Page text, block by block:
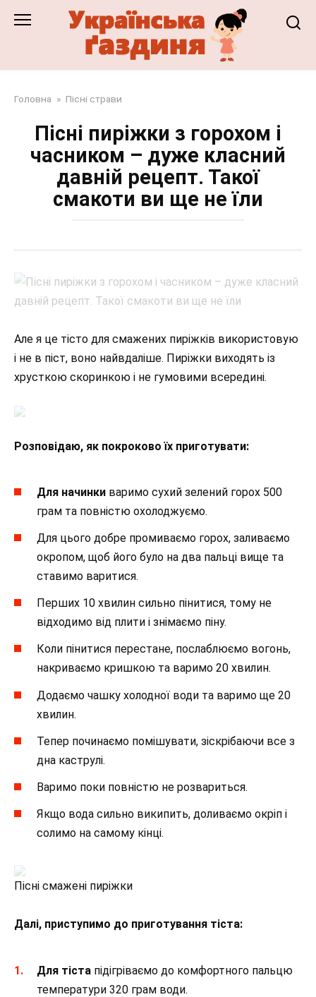
Головна » Пісні страви
Пісні пиріжки з горохом і
часником – дуже класний
давній рецепт. Такої
смакоти ви ще не їли
Але я це тісто для смажених пиріжків використовую
і не в піст, воно найвдаліше. Пиріжки виходять із
хрусткою скоринкою і не гумовими всередині.
Розповідаю, як покроково їх приготувати:
Для начинки варимо сухий зелений горох 500
грам та повністю охолоджуємо.
Для цього добре промиваємо горох, заливаємо
окропом, щоб його було на два пальці вище та
ставимо варитися.
Перших 10 хвилин сильно пінитися, тому не
відходимо від плити і знімаємо піну.
Коли пінитися перестане, послаблюємо вогонь,
накриваємо кришкою та варимо 20 хвилин.
Додаємо чашку холодної води та варимо ще 20
хвилин.
Тепер починаємо помішувати, зіскрібаючи все з
дна каструлі.
Варимо поки повністю не розвариться.
Якщо вода сильно википить, доливаємо окріп і
солимо на самому кінці.
Пісні смажені пиріжки
Далі, приступимо до приготування тіста:
Для тіста підігріваємо до комфортного пальцю
температури 320 грам води.